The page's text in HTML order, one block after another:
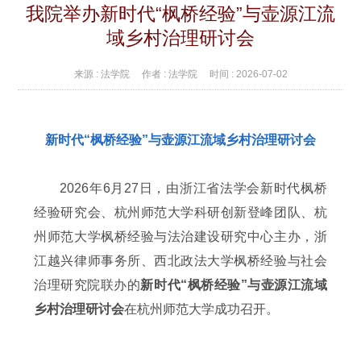
我院举办新时代“枫桥经验”与壶源江流
域乡村治理研讨会
来源 : 法学院作者 : 法学院时间 : 2026-07-02
新时代“枫桥经验”与壶源江流域乡村治理研讨会
2026年6月27日，由浙江省法学会新时代枫桥
经验研究会、杭州师范大学科研创新登峰团队、杭
州师范⼤学枫桥经验与法治建设研究中心主办，浙
江越兴律师事务所、西北政法大学枫桥经验与社会
治理研究院联办的新时代“枫桥经验”与壶源江流域
乡村治理研讨会在杭州师范大学成功召开。